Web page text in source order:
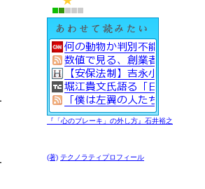
『「心のブレーキ」の外し方』石井裕之
(著) テクノラティプロフィール